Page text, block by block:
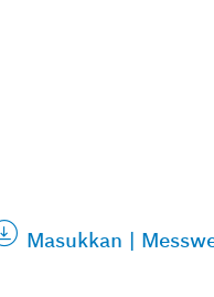
Masukkan |